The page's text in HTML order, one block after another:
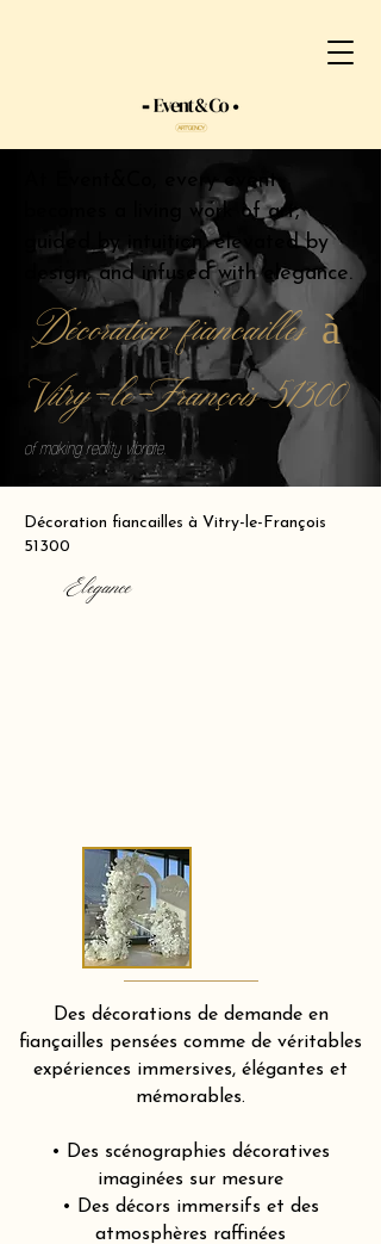
At Event&Co, every event
becomes a living work of art,
guided by intuition, elevated by
design, and infused with elegance.
Décoration fiancailles à
Vitry-le-François 51300
of making reality vibrate.
Décoration fiancailles à Vitry-le-François
51300
Elegance
Des décorations de demande en
fiançailles pensées comme de véritables
expériences immersives, élégantes et
mémorables.
• Des scénographies décoratives
imaginées sur mesure
• Des décors immersifs et des
atmosphères raffinées